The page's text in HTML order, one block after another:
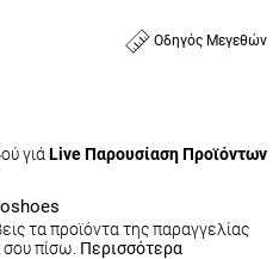
Οδηγός Μεγεθών
γιάLive Παρουσίαση Προϊόντων
τα προϊόντα της παραγγελίας
πίσω. Περισσότερα